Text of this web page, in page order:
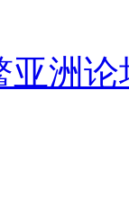
亚洲